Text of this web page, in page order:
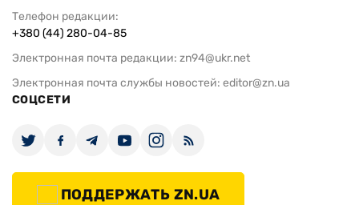
Телефон редакции:
+380 (44) 280-04-85
Электронная почта редакции: zn94@ukr.net
Электронная почта службы новостей: editor@zn.ua
СОЦСЕТИ
ПОДДЕРЖАТЬ ZN.UA